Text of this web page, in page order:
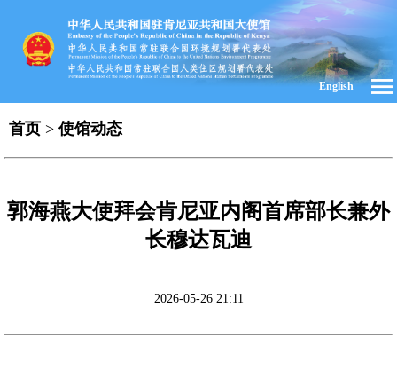
English
首页 > 使馆动态
郭海燕大使拜会肯尼亚内阁首席部长兼外
长穆达瓦迪
2026-05-26 21:11